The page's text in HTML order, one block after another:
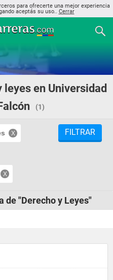
para ofrecerte una mejor experiencia
aceptás su uso.. Cerrar
leyes en Universidad
(1)
FILTRAR
de "Derecho y Leyes"